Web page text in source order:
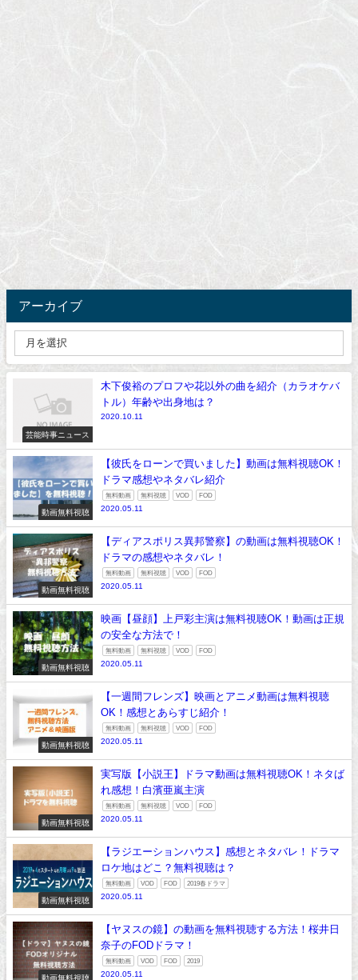
アーカイブ
芸能時事ニュース
木下俊裕のプロフや花以外の曲を紹介（カラオケバ
トル）年齢や出身地は？
2020.10.11
動画無料視聴
【彼氏をローンで買いました】動画は無料視聴OK！
ドラマ感想やネタバレ紹介
無料動画 無料視聴 VOD FOD
2020.05.11
動画無料視聴
【ディアスポリス異邦警察】の動画は無料視聴OK！
ドラマの感想やネタバレ！
無料動画 無料視聴 VOD FOD
2020.05.11
動画無料視聴
映画【昼顔】上戸彩主演は無料視聴OK！動画は正規
の安全な方法で！
無料動画 無料視聴 VOD FOD
2020.05.11
動画無料視聴
【一週間フレンズ】映画とアニメ動画は無料視聴
OK！感想とあらすじ紹介！
無料動画 無料視聴 VOD FOD
2020.05.11
動画無料視聴
実写版【小説王】ドラマ動画は無料視聴OK！ネタば
れ感想！白濱亜嵐主演
無料動画 無料視聴 VOD FOD
2020.05.11
動画無料視聴
【ラジエーションハウス】感想とネタバレ！ドラマ
ロケ地はどこ？無料視聴は？
無料動画 VOD FOD 2019春ドラマ
2020.05.11
動画無料視聴
【ヤヌスの鏡】の動画を無料視聴する方法！桜井日
奈子のFODドラマ！
無料動画 VOD FOD 2019
2020.05.11